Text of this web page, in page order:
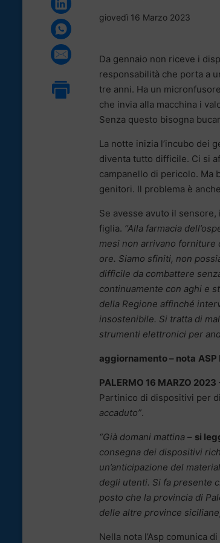
giovedì 16 Marzo 2023
Da gennaio non riceve i
responsabilità che porta a
tre anni. Ha un
che invia alla macchina i
Senza questo bisogna
La notte inizia l’incubo dei
diventa tutto difficile. Ci si
campanello di pericolo. Ma
genitori. Il problema è
Se avesse avuto il
figlia. “Alla farmacia
mesi non arrivano forniture
ore. Siamo sfiniti, non
difficile da combattere
continuamente con aghi e
della Regione affinché
insostenibile. Si tratta di
strumenti elettronici per
aggiornamento – nota ASP
PALERMO 16 MARZO 2023
Partinico di dispositivi per
accaduto”.
“Già domani mattina – si
consegna dei dispositivi
un’anticipazione del
degli utenti. Si fa presente
posto che la provincia di
delle altre province
Nella nota l’Asp comunica